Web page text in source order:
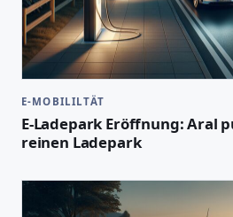
E-MOBILILTÄT
E-Ladepark Eröffnung: Aral
reinen Ladepark